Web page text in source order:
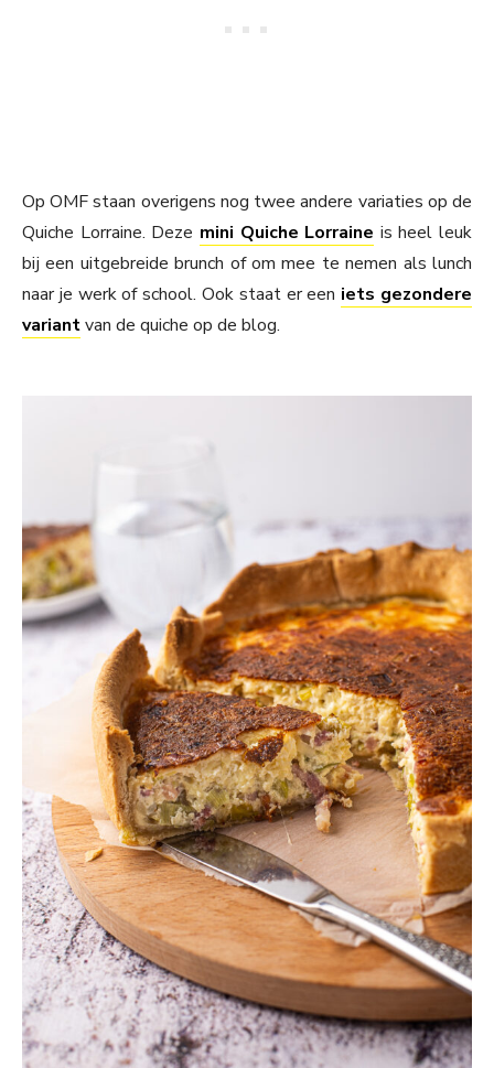
Op OMF staan overigens nog twee andere variaties op de
Quiche Lorraine. Deze mini Quiche Lorraine is heel leuk
bij een uitgebreide brunch of om mee te nemen als lunch
naar je werk of school. Ook staat er een iets gezondere
variantvan de quiche op de blog.